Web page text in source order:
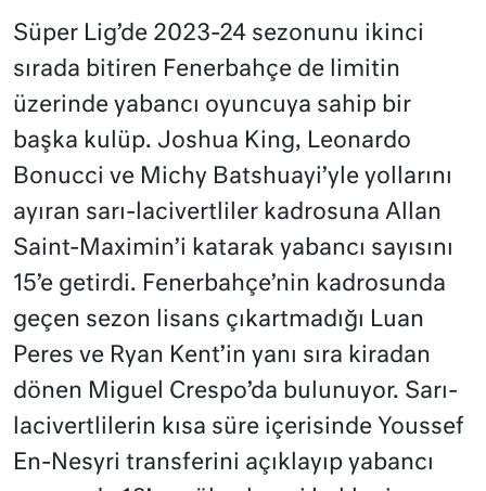
Süper Lig’de 2023-24 sezonunu ikinci
sırada bitiren Fenerbahçe de limitin
üzerinde yabancı oyuncuya sahip bir
başka kulüp. Joshua King, Leonardo
Bonucci ve Michy Batshuayi’yle yollarını
ayıran sarı-lacivertliler kadrosuna Allan
Saint-Maximin’i katarak yabancı sayısını
15’e getirdi. Fenerbahçe’nin kadrosunda
geçen sezon lisans çıkartmadığı Luan
Peres ve Ryan Kent’in yanı sıra kiradan
dönen Miguel Crespo’da bulunuyor. Sarı-
lacivertlilerin kısa süre içerisinde Youssef
En-Nesyri transferini açıklayıp yabancı